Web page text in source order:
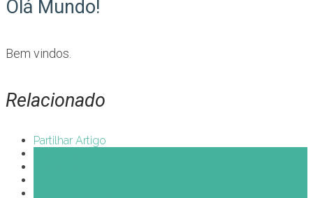
Olá Mundo!
Bem vindos.
Relacionado
Partilhar Artigo